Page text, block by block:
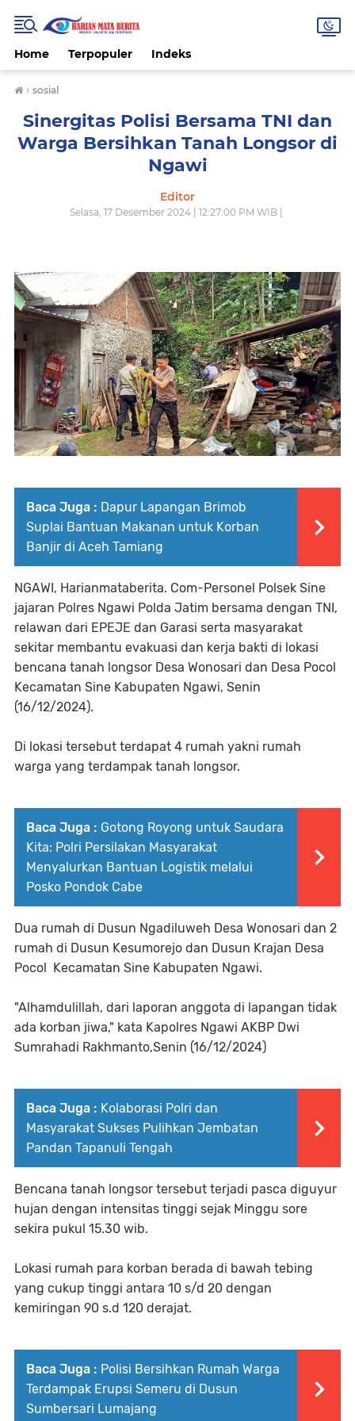
Home Terpopuler Indeks
› sosial
Sinergitas Polisi Bersama TNI dan
Warga Bersihkan Tanah Longsor di
Ngawi
Editor
Selasa, 17 Desember 2024 | 12:27:00 PM WIB |
Baca Juga : Dapur Lapangan Brimob
Suplai Bantuan Makanan untuk Korban
Banjir di Aceh Tamiang
NGAWI, Harianmataberita. Com-Personel Polsek Sine
jajaran Polres Ngawi Polda Jatim bersama dengan TNI,
relawan dari EPEJE dan Garasi serta masyarakat
sekitar membantu evakuasi dan kerja bakti di lokasi
bencana tanah longsor Desa Wonosari dan Desa Pocol
Kecamatan Sine Kabupaten Ngawi, Senin
(16/12/2024).
Di lokasi tersebut terdapat 4 rumah yakni rumah
warga yang terdampak tanah longsor.
Baca Juga : Gotong Royong untuk Saudara
Kita: Polri Persilakan Masyarakat
Menyalurkan Bantuan Logistik melalui
Posko Pondok Cabe
Dua rumah di Dusun Ngadiluweh Desa Wonosari dan 2
rumah di Dusun Kesumorejo dan Dusun Krajan Desa
Pocol Kecamatan Sine Kabupaten Ngawi.
"Alhamdulillah, dari laporan anggota di lapangan tidak
ada korban jiwa," kata Kapolres Ngawi AKBP Dwi
Sumrahadi Rakhmanto,Senin (16/12/2024)
Baca Juga : Kolaborasi Polri dan
Masyarakat Sukses Pulihkan Jembatan
Pandan Tapanuli Tengah
Bencana tanah longsor tersebut terjadi pasca diguyur
hujan dengan intensitas tinggi sejak Minggu sore
sekira pukul 15.30 wib.
Lokasi rumah para korban berada di bawah tebing
yang cukup tinggi antara 10 s/d 20 dengan
kemiringan 90 s.d 120 derajat.
Baca Juga : Polisi Bersihkan Rumah Warga
Terdampak Erupsi Semeru di Dusun
Sumbersari Lumajang